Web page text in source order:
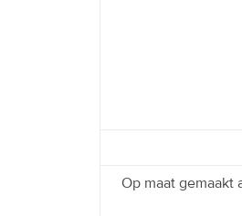
Op maat gemaakt